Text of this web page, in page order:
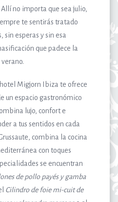
Allí no importa que sea julio,
te sentirás tratado
sin esperas y sin esa
que padece la
Migjorn Ibiza te ofrece
un espacio gastronómico
lujo, confort e
a tus sentidos en cada
combina la cocina
con toques
se encuentran
de pollo payés y gamba
Cilindro de foie mi-cuit de